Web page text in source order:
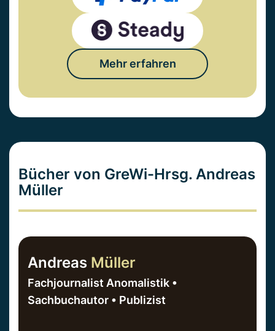
Mehr erfahren
Bücher von GreWi-Hrsg. Andreas
Müller
Andreas Müller
Fachjournalist Anomalistik •
Sachbuchautor • Publizist